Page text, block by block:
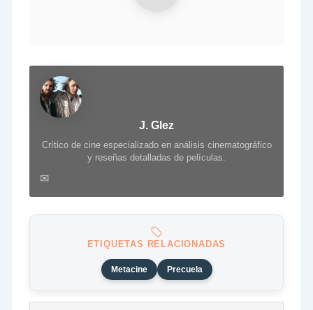
J. Glez
Crítico de cine especializado en análisis cinematográfico
y reseñas detalladas de películas.
✉
ETIQUETAS RELACIONADAS
Metacine Precuela